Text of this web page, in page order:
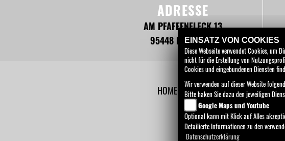
ADRESSE
AM PFAFFENFLECK 13
95448 BAYREUTH
HOME MOTORRÄDER E-BIKES
EINSATZ VON COOKIES
Diese Webseite verwendet Cookies, um
nicht für die Erstellung von
Cookies und eingebundenen Diensten
Wir verwenden auf dieser Website
Bitte haken Sie dazu den jeweiligen
Google Maps und Youtube
Optional kann mit Klick auf Alles
Detailierte Informationen zu den
Datenschutzerklärung